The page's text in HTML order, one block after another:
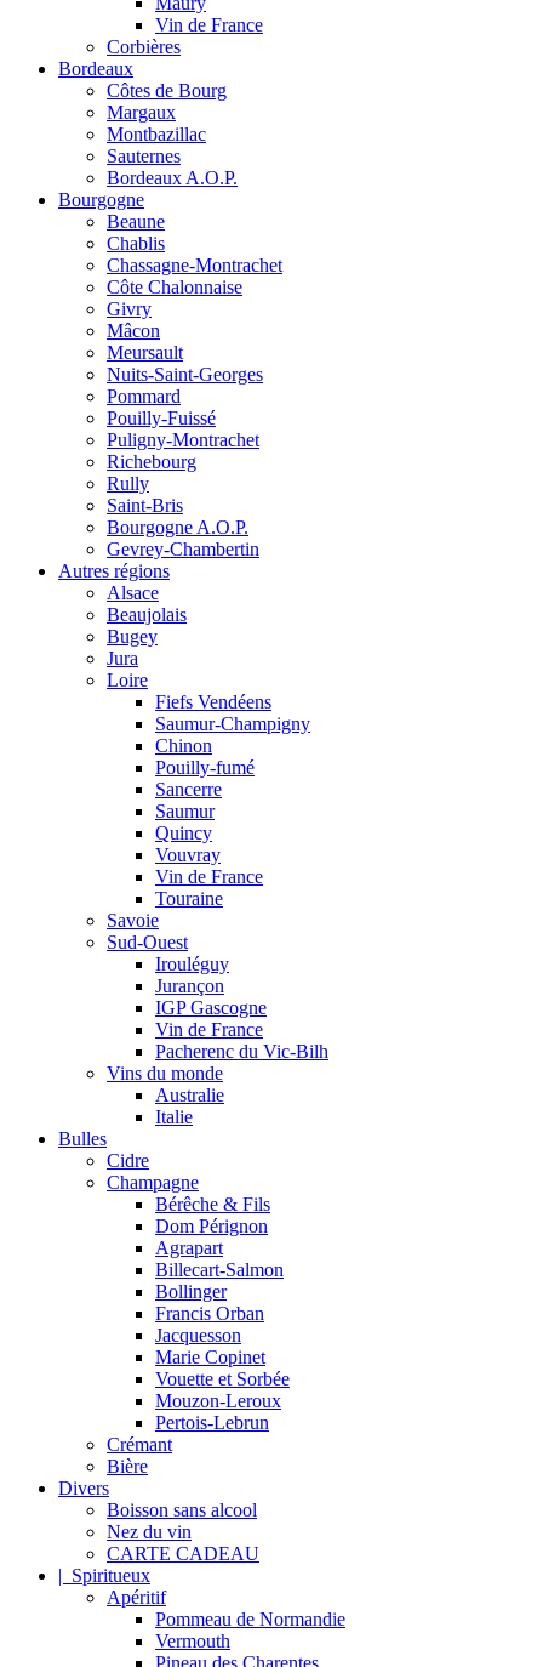
Vin de France
Corbières
Bordeaux
Côtes de Bourg
Margaux
Montbazillac
Sauternes
Bordeaux A.O.P.
Bourgogne
Beaune
Chablis
Chassagne-Montrachet
Côte Chalonnaise
Givry
Mâcon
Meursault
Nuits-Saint-Georges
Pommard
Pouilly-Fuissé
Puligny-Montrachet
Richebourg
Rully
Saint-Bris
Bourgogne A.O.P.
Gevrey-Chambertin
Autres régions
Alsace
Beaujolais
Bugey
Jura
Loire
Fiefs Vendéens
Saumur-Champigny
Chinon
Pouilly-fumé
Sancerre
Saumur
Quincy
Vouvray
Vin de France
Touraine
Savoie
Sud-Ouest
Irouléguy
Jurançon
IGP Gascogne
Vin de France
Pacherenc du Vic-Bilh
Vins du monde
Australie
Italie
Bulles
Cidre
Champagne
Bérêche & Fils
Dom Pérignon
Agrapart
Billecart-Salmon
Bollinger
Francis Orban
Jacquesson
Marie Copinet
Vouette et Sorbée
Mouzon-Leroux
Pertois-Lebrun
Crémant
Bière
Divers
Boisson sans alcool
Nez du vin
CARTE CADEAU
| Spiritueux
Apéritif
Pommeau de Normandie
Vermouth
Pineau des Charentes